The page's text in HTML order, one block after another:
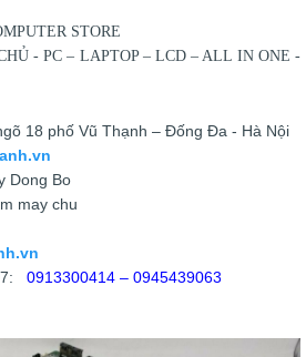
STORE
- PC – LAPTOP – LCD – ALL IN ONE -
18 phố Vũ Thạnh – Đống Đa - Hà Nội
Bo
may chu
0913300414 – 0945439063